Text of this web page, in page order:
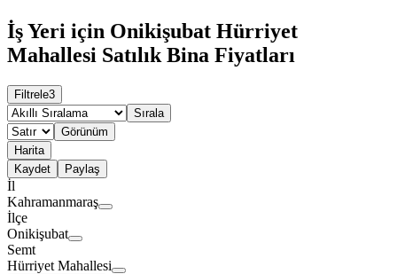
İş Yeri için Onikişubat Hürriyet
Mahallesi Satılık Bina Fiyatları
Filtrele3
Sırala
Görünüm
Harita
Kaydet
Paylaş
İl
Kahramanmaraş
İlçe
Onikişubat
Semt
Hürriyet Mahallesi